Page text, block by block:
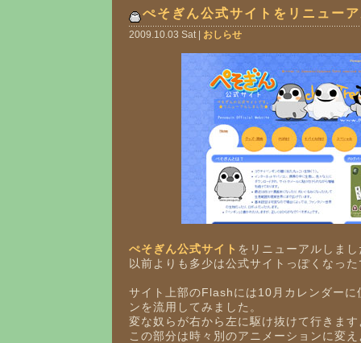
ぺそぎん公式サイトをリニュー
2009.10.03 Sat | おしらせ
ぺそぎん公式サイト をリニューアルしま
以前よりも多少は公式サイトっぽくなっ
サイト上部のFlashには10月カレンダーに
ンを流用してみました。
変な奴らが右から左に駆け抜けて行きます
この部分は時々別のアニメーションに変